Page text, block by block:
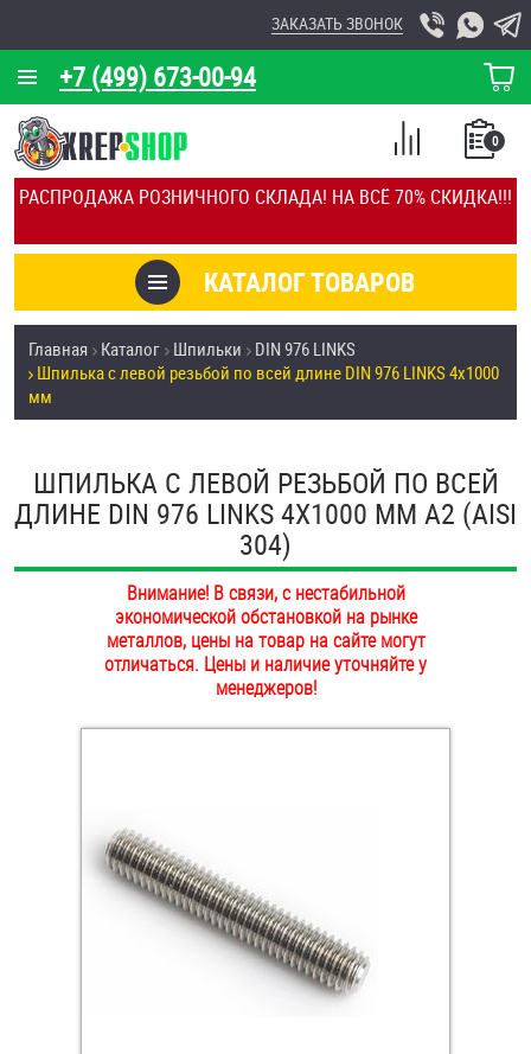
РАСПРОДАЖА РОЗНИЧНОГО СКЛАДА! НА ВСЁ 70% СКИДКА!!!
+7 (499) 673-00-94
ЗАКАЗАТЬ ЗВОНОК
КОРЗИНА
О КОМПАНИИ
КАЛЬКУЛЯТОР
ОТЗЫВЫ
УСЛУГИ
СКИДКИ
ПОКУПАТЕЛЯМ
ОПЛАТА И ДОСТАВКА
НАШИ МАГАЗИНЫ
КАТАЛОГ ТОВАРОВ
0
СПИСОК
СРАВНЕНИЕ
Товары со скидкой
Анкеры
Болты и винты
Втулки
Заклепки (Гайки-Заклепки)
Инструмент
Крюки, кольца с метрической резьбой
Главная Каталог Шпильки
DIN 976 LINKS
Шпилька с левой резьбой по всей длине DIN 976 LINKS 4х1000
мм
ШПИЛЬКА С ЛЕВОЙ РЕЗЬБОЙ ПО ВСЕЙ
ДЛИНЕ DIN 976 LINKS 4Х1000 ММ А2 (AISI
304)
Внимание! В связи, с нестабильной
экономической обстановкой на рынке
металлов, цены на товар на сайте могут
отличаться. Цены и наличие уточняйте у
менеджеров!